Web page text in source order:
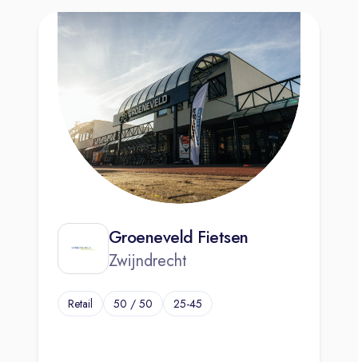
Groeneveld Fietsen
Zwijndrecht
Retail 50 / 50 25-45